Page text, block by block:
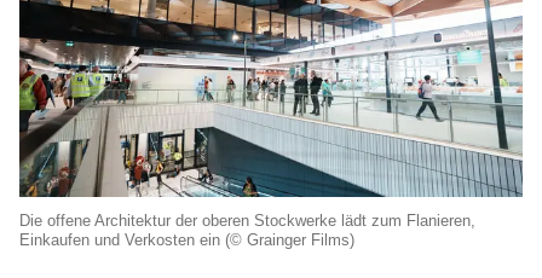
Die offene Architektur der oberen Stockwerke lädt zum Flanieren,
Einkaufen und Verkosten ein (© Grainger Films)